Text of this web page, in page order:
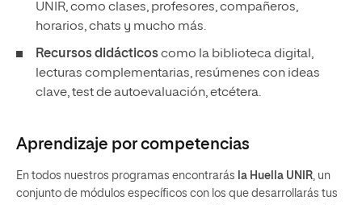
UNIR, como clases, profesores, compañeros,
horarios, chats y mucho más.
Recursos didácticoscomo la biblioteca digital,
lecturas complementarias, resúmenes con ideas
clave, test de autoevaluación, etcétera.
Aprendizaje por competencias
En todos nuestros programas encontrarás la Huella UNIR, un
conjunto de módulos específicos con los que desarrollarás tus